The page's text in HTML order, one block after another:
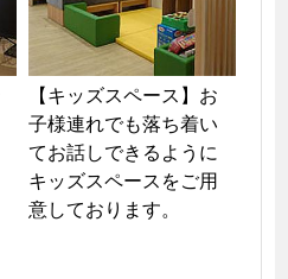
【キッズスペース】お
子様連れでも落ち着い
てお話しできるように
キッズスペースをご用
意しております。